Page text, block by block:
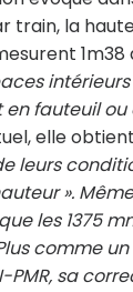
la
1m38
fauteuil ou
elle
leurs
».
les 1375
comme
sa